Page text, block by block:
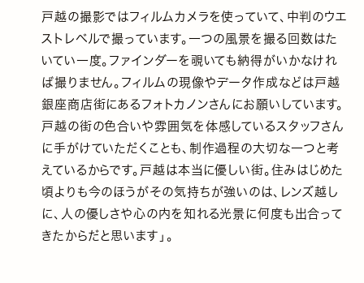
戸越の撮影ではフィルムカメラを使っていて、中判のウエ
ストレベルで撮っています。一つの風景を撮る回数はた
いてい一度。ファインダーを覗いても納得がいかなけれ
ば撮りません。フィルムの現像やデータ作成などは戸越
銀座商店街にあるフォトカノンさんにお願いしています。
戸越の街の色合いや雰囲気を体感しているスタッフさん
に手がけていただくことも、制作過程の大切な一つと考
えているからです。戸越は本当に優しい街。住みはじめた
頃よりも今のほうがその気持ちが強いのは、レンズ越し
に、人の優しさや心の内を知れる光景に何度も出合って
きたからだと思います」。